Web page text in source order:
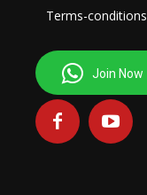
Terms-conditions
Join Now